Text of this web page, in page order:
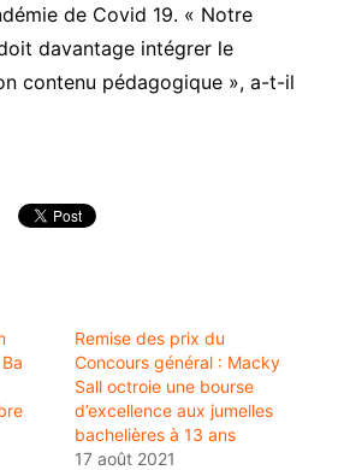
de Covid 19. « Notre
davantage intégrer le
contenu pédagogique », a-t-il
Remise des prix du
Concours général : Macky
Sall octroie une bourse
d’excellence aux jumelles
bachelières à 13 ans
17 août 2021